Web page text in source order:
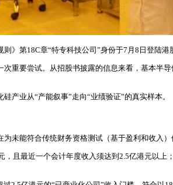
》第18C章“特专科技公司”身份于7月8日登陆港
重要尝试。从招股书披露的信息来看，基本半
产业从“产能叙事”走向“业绩验证”的真实样本。
未能符合传统财务资格测试（基于盈利和收入
且最近一个会计年度收入须达到2.5亿港元以